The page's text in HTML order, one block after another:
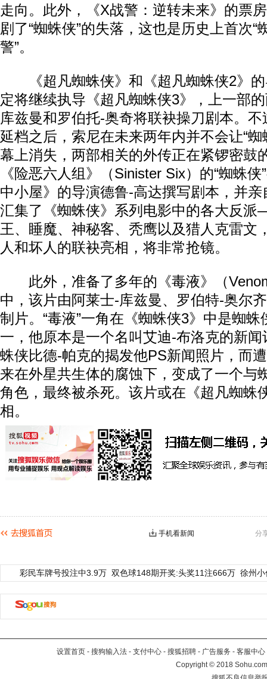
走向。此外，《X战警：逆转未来》的票
剧了“蜘蛛侠”的失落，这也是历史上首次“
警”。
《超凡蜘蛛侠》和《超凡蜘蛛侠2》的
定将继续执导《超凡蜘蛛侠3》，上一部
库兹曼和罗伯托-奥奇将联袂操刀剧本。
延档之后，索尼在未来两年内并不会让“蜘
幕上消失，两部相关的外传正在紧锣密鼓
《险恶六人组》（Sinister Six）的“蜘蛛
中小屋》的导演德鲁-高达撰写剧本，并
汇集了《蜘蛛侠》系列电影中的各大反
王、睡魔、神秘客、秃鹰以及猎人克雷文
人和坏人的联袂亮相，将非常抢镜。
此外，准备了多年的《毒液》（
中，该片由阿莱士-库兹曼、罗伯特-奥尔
制片。“毒液”一角在《蜘蛛侠3》中是蜘
一，他原本是一个名叫艾迪-布洛克的新
蛛侠比德-帕克的揭发他PS新闻照片，而
来在外星共生体的腐蚀下，变成了一个与
角色，最终被杀死。该片或在《超凡蜘蛛
相。
分
手机看新闻
彩民车牌号投注中3.9万 双色球148期开奖:头奖11注666万 徐州
设置首页 - 搜狗输入法 - 支付中心 - 搜狐招聘 - 广告服务 - 客服中心
Copyright©2018